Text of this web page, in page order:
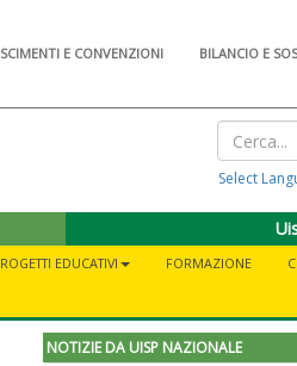
E CONVENZIONI BILANCIO E
Select
EDUCATIVI FORMAZIONE
NOTIZIE DA UISP NAZIONALE